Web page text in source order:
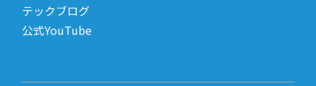
テックブログ
公式YouTube